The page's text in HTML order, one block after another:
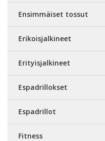
Ensimmäiset tossut
Erikoisjalkineet
Erityisjalkineet
Espadrillokset
Espadrillot
Fitness